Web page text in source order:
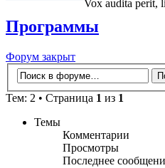
Vox audita perit,
Программы
Форум закрыт
Тем: 2 • Страница 1 из 1
Темы
Комментарии
Просмотры
Последнее